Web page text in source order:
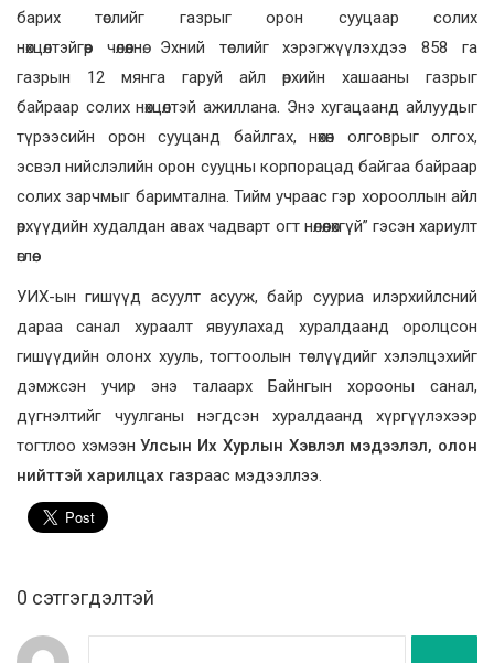
барих төслийг газрыг орон сууцаар солих
нөхцөлтэйгөөр чөлөөлнө. Эхний төслийг хэрэгжүүлэхдээ 858 га
газрын 12 мянга гаруй айл өрхийн хашааны газрыг
байраар солих нөхцөлтэй ажиллана. Энэ хугацаанд айлуудыг
түрээсийн орон сууцанд байлгах, нөхөн олговрыг олгох,
эсвэл нийслэлийн орон сууцны корпорацад байгаа байраар
солих зарчмыг баримтална. Тийм учраас гэр хорооллын айл
өрхүүдийн худалдан авах чадварт огт нөлөөлөхгүй” гэсэн хариулт
өглөө.
УИХ-ын гишүүд асуулт асууж, байр сууриа илэрхийлсний
дараа санал хураалт явуулахад хуралдаанд оролцсон
гишүүдийн олонх хууль, тогтоолын төслүүдийг хэлэлцэхийг
дэмжсэн учир энэ талаарх Байнгын хорооны санал,
дүгнэлтийг чуулганы нэгдсэн хуралдаанд хүргүүлэхээр
тогтлоо хэмээнУлсын Их Хурлын Хэвлэл мэдээлэл, олон
нийттэй харилцах газраас мэдээллээ.
0 cэтгэгдэлтэй